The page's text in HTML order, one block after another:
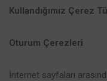
Kullandığımız Çerez
Oturum Çerezleri
İnternet sayfaları